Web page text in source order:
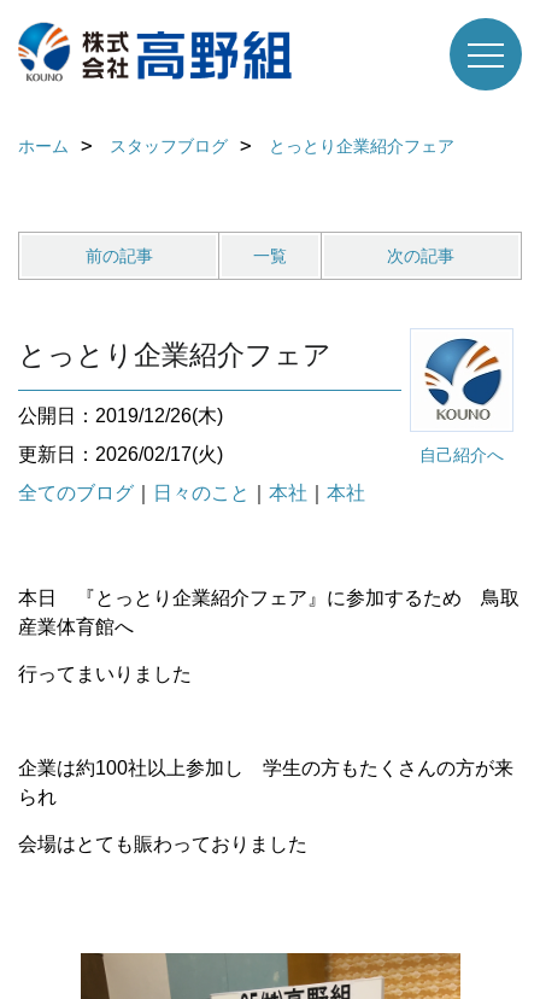
ホーム スタッフブログ とっとり企業紹介フェア
前の記事 一覧 次の記事
自己紹介へ
とっとり企業紹介フェア
公開日：2019/12/26(木)
更新日：2026/02/17(火)
全てのブログ
日々のこと 本社 本社
本日 『とっとり企業紹介フェア』に参加するため 鳥取
産業体育館へ
行ってまいりました
企業は約100社以上参加し 学生の方もたくさんの方が来
られ
会場はとても賑わっておりました